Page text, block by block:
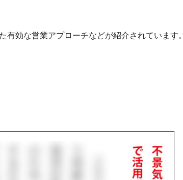
効な営業アプローチなどが紹介されています。